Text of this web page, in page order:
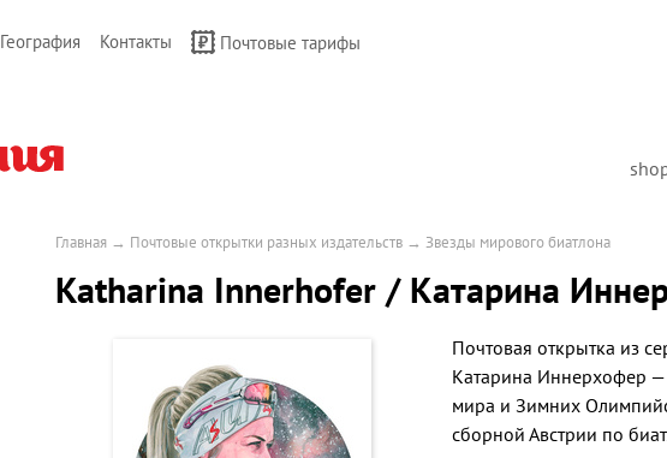
География Контакты Почтовые тарифы
Главная → Почтовые открытки разных издательств → Звезды мирового биатлона
Katharina Innerhofer / Катарина
Почтовая открытка из
Катарина Иннерхофер —
мира и Зимних
сборной Австрии по